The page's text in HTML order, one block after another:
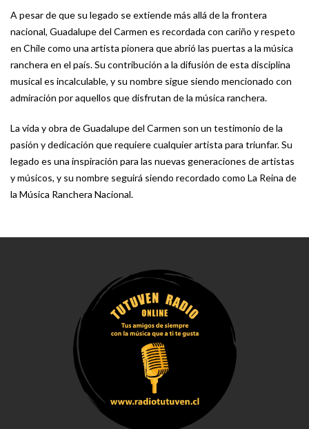
A pesar de que su legado se extiende más allá de la frontera
nacional, Guadalupe del Carmen es recordada con cariño y respeto
en Chile como una artista pionera que abrió las puertas a la música
ranchera en el país. Su contribución a la difusión de esta disciplina
musical es incalculable, y su nombre sigue siendo mencionado con
admiración por aquellos que disfrutan de la música ranchera.
La vida y obra de Guadalupe del Carmen son un testimonio de la
pasión y dedicación que requiere cualquier artista para triunfar. Su
legado es una inspiración para las nuevas generaciones de artistas
y músicos, y su nombre seguirá siendo recordado como La Reina de
la Música Ranchera Nacional.